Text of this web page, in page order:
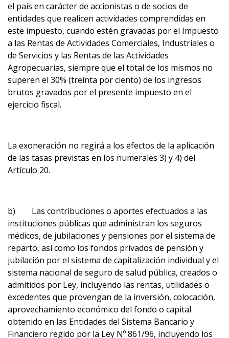
el país en carácter de accionistas o de socios de
entidades que realicen actividades comprendidas en
este impuesto, cuando estén gravadas por el Impuesto
a las Rentas de Actividades Comerciales, Industriales o
de Servicios y las Rentas de las Actividades
Agropecuarias, siempre que el total de los mismos no
superen el 30% (treinta por ciento) de los ingresos
brutos gravados por el presente impuesto en el
ejercicio fiscal.
La exoneración no regirá a los efectos de la aplicación
de las tasas previstas en los numerales 3) y 4) del
Artículo 20.
b) Las contribuciones o aportes efectuados a las
instituciones públicas que administran los seguros
médicos, de jubilaciones y pensiones por el sistema de
reparto, así como los fondos privados de pensión y
jubilación por el sistema de capitalización individual y el
sistema nacional de seguro de salud pública, creados o
admitidos por Ley, incluyendo las rentas, utilidades o
excedentes que provengan de la inversión, colocación,
aprovechamiento económico del fondo o capital
obtenido en las Entidades del Sistema Bancario y
Financiero regido por la Ley Nº 861/96, incluyendo los